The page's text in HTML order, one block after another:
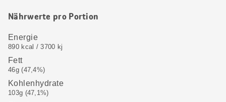
Nährwerte pro Portion
Energie
890 kcal / 3700 kj
Fett
46g (47,4%)
Kohlenhydrate
103g (47,1%)